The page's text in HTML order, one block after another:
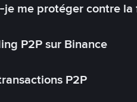
me protéger contre
P2P sur Binance
P2P